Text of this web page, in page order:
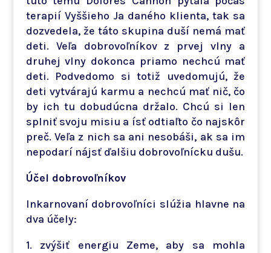
terapií Vyššieho Ja daného klienta, tak sa
dozvedela, že táto skupina duší nemá mať
deti. Veľa dobrovoľníkov z prvej vlny a
druhej vlny dokonca priamo nechcú mať
deti. Podvedomo si totiž uvedomujú, že
deti vytvárajú karmu a nechcú mať nič, čo
by ich tu dobudúcna držalo. Chcú si len
splniť svoju misiu a ísť odtiaľto čo najskôr
preč. Veľa z nich sa ani nesobáši, ak sa im
nepodarí nájsť ďalšiu dobrovoľnícku dušu.
Účel dobrovoľníkov
Inkarnovaní dobrovoľníci slúžia hlavne na
dva účely:
1. zvýšiť energiu Zeme, aby sa mohla